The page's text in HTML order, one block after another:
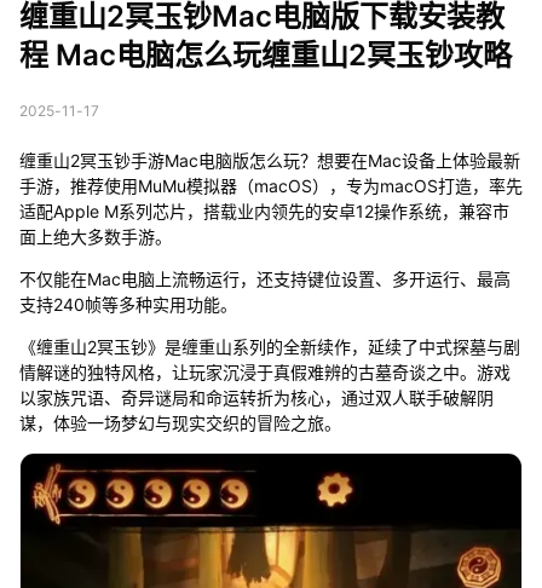
玉钞攻略
缠重山2冥玉钞Mac电脑版下载安装教
程 Mac电脑怎么玩缠重山2冥玉钞攻略
2025-11-17
缠重山2冥玉钞手游Mac电脑版怎么玩？想要在Mac设备上体验最新
手游，推荐使用MuMu模拟器（macOS），专为macOS打造，率先
适配Apple M系列芯片，搭载业内领先的安卓12操作系统，兼容市
面上绝大多数手游。
不仅能在Mac电脑上流畅运行，还支持键位设置、多开运行、最高
支持240帧等多种实用功能。
《缠重山2冥玉钞》是缠重山系列的全新续作，延续了中式探墓与剧
情解谜的独特风格，让玩家沉浸于真假难辨的古墓奇谈之中。游戏
以家族咒语、奇异谜局和命运转折为核心，通过双人联手破解阴
谋，体验一场梦幻与现实交织的冒险之旅。